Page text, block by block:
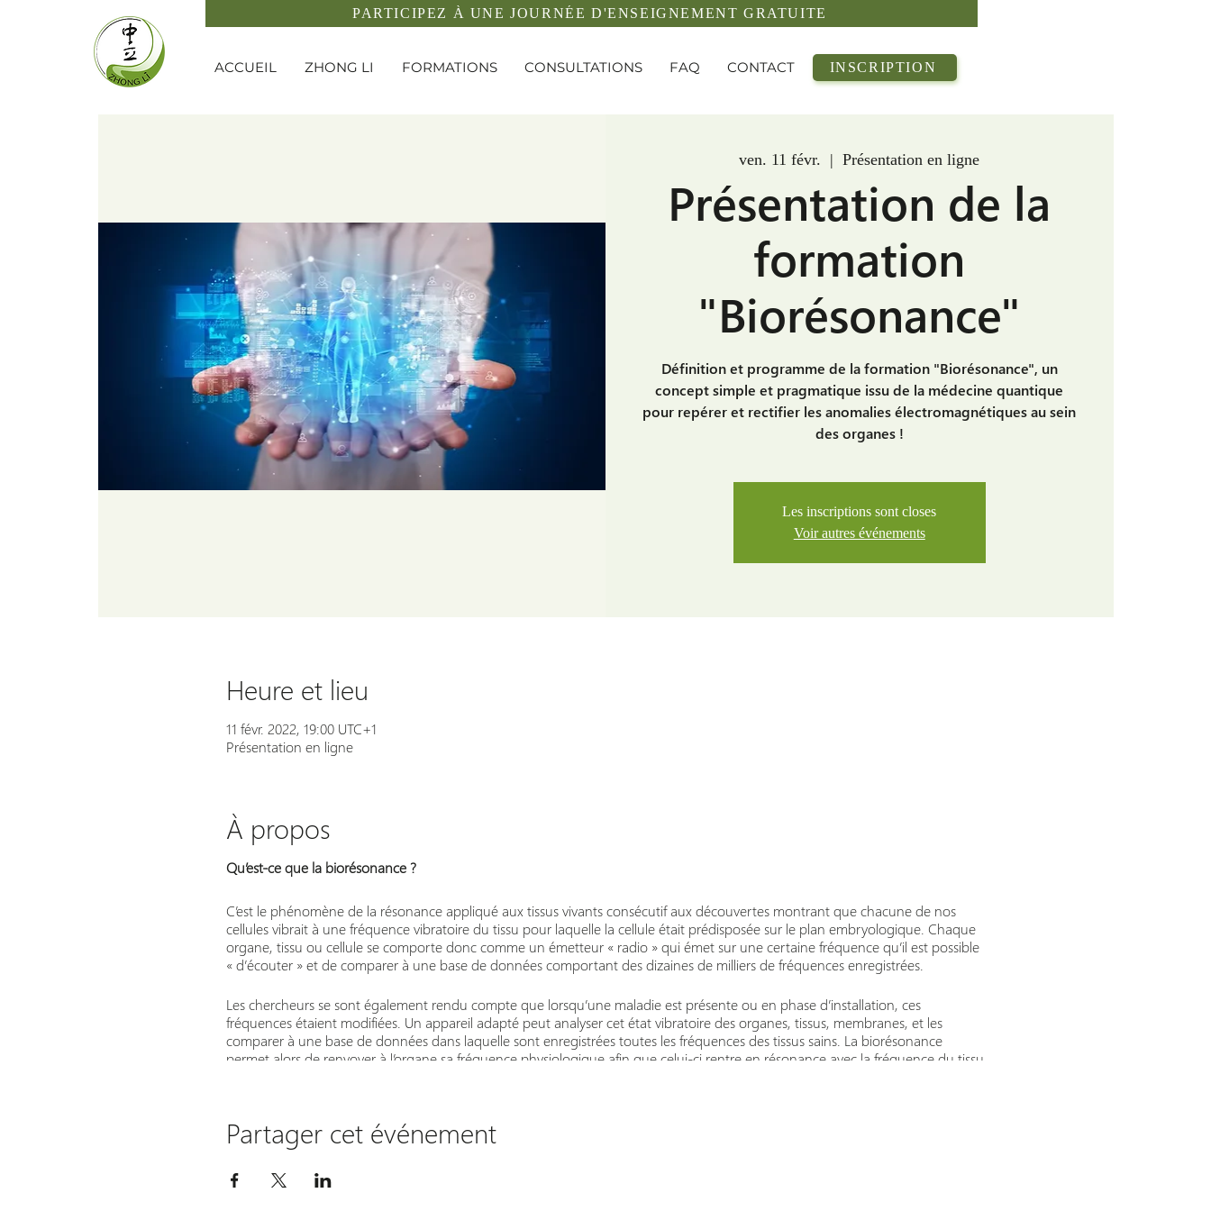
PARTICIPEZ À UNE JOURNÉE D'ENSEIGNEMENT GRATUITE
ACCUEIL ZHONG LI FORMATIONS CONSULTATIONS FAQ CONTACT INSCRIPTION
ven. 11 févr.
  |
Présentation en ligne
Présentation de la
formation
"Biorésonance"
Définition et programme de la formation "Biorésonance", un
concept simple et pragmatique issu de la médecine quantique
pour repérer et rectifier les anomalies électromagnétiques au sein
des organes !
Les inscriptions sont closes
Voir autres événements
Heure et lieu
11 févr. 2022, 19:00 UTC+1
Présentation en ligne
À propos
Qu’est-ce que la biorésonance ?​
C’est le phénomène de la résonance appliqué aux tissus vivants consécutif aux découvertes montrant que chacune de nos
cellules vibrait à une fréquence vibratoire du tissu pour laquelle la cellule était prédisposée sur le plan embryologique. Chaque
organe, tissu ou cellule se comporte donc comme un émetteur « radio » qui émet sur une certaine fréquence qu’il est possible
« d’écouter » et de comparer à une base de données comportant des dizaines de milliers de fréquences enregistrées.
Les chercheurs se sont également rendu compte que lorsqu’une maladie est présente ou en phase d’installation, ces
fréquences étaient modifiées. Un appareil adapté peut analyser cet état vibratoire des organes, tissus, membranes, et les
comparer à une base de données dans laquelle sont enregistrées toutes les fréquences des tissus sains. La biorésonance
permet alors de renvoyer à l’organe sa fréquence physiologique afin que celui-ci rentre en résonance avec la fréquence du tissu
Chaque cellule, membrane, tissu, ou organe possède donc un « code barre » vibratoire qui est le même pour une cellule
donnée chez chacun d’entre nous.
Partager cet événement